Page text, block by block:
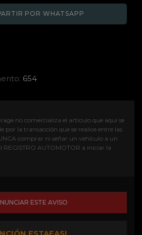
POR WHATSAPP
654
no comercializa el artículo que aquí se
por la transacción que se realice entre las
comprar ni señar un vehículo a un
REGISTRO AUTOMOTOR a iniciar la
ESTE AVISO